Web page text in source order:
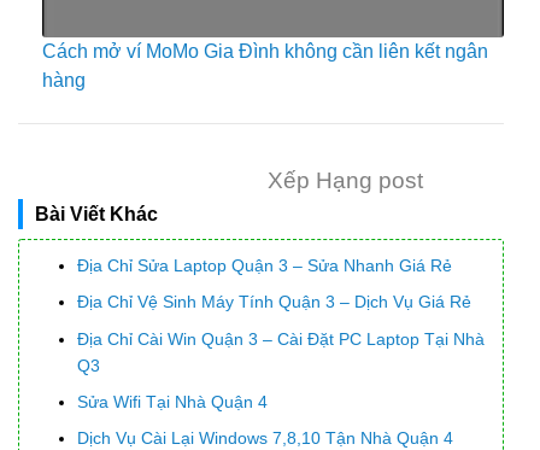
Cách mở ví MoMo Gia Đình không cần liên kết ngân
hàng
Xếp Hạng post
Bài Viết Khác
Địa Chỉ Sửa Laptop Quận 3 – Sửa Nhanh Giá Rẻ
Địa Chỉ Vệ Sinh Máy Tính Quận 3 – Dịch Vụ Giá Rẻ
Địa Chỉ Cài Win Quận 3 – Cài Đặt PC Laptop Tại Nhà
Q3
Sửa Wifi Tại Nhà Quận 4
Dịch Vụ Cài Lại Windows 7,8,10 Tận Nhà Quận 4